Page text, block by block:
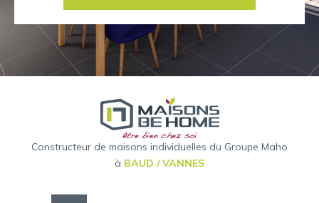
Constructeur de maisons individuelles du Groupe Maho
à BAUD / VANNES